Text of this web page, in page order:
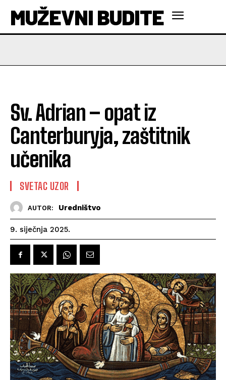
MUŽEVNI BUDITE
Sv. Adrian – opat iz
Canterburyja, zaštitnik
učenika
SVETAC UZOR
AUTOR: Uredništvo
9. siječnja 2025.